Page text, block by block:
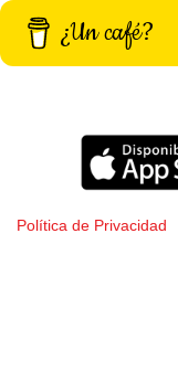
¿Un café?
Política de Privacidad